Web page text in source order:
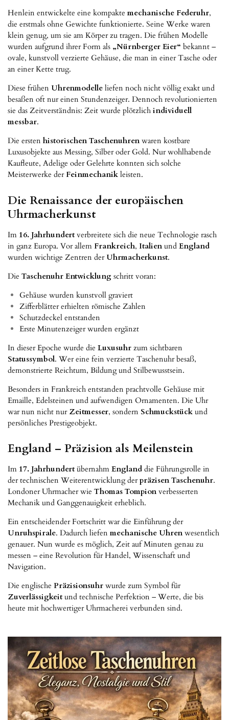
Henlein entwickelte eine kompakte mechanische Federuhr,
die erstmals ohne Gewichte funktionierte. Seine Werke waren
klein genug, um sie am Körper zu tragen. Die frühen Modelle
wurden aufgrund ihrer Form als „Nürnberger Eier“ bekannt –
ovale, kunstvoll verzierte Gehäuse, die man in einer Tasche oder
an einer Kette trug.
Diese frühen Uhrenmodelle liefen noch nicht völlig exakt und
besaßen oft nur einen Stundenzeiger. Dennoch revolutionierten
sie das Zeitverständnis: Zeit wurde plötzlich individuell
messbar.
Die ersten historischen Taschenuhrenwaren kostbare
Luxusobjekte aus Messing, Silber oder Gold. Nur wohlhabende
Kaufleute, Adelige oder Gelehrte konnten sich solche
Meisterwerke der Feinmechanik leisten.
Die Renaissance der europäischen
Uhrmacherkunst
Im 16. Jahrhundertverbreitete sich die neue Technologie rasch
in ganz Europa. Vor allem Frankreich, Italienund England
wurden wichtige Zentren derUhrmacherkunst.
Die Taschenuhr Entwicklung schritt voran:
Gehäuse wurden kunstvoll graviert
Zifferblätter erhielten römische Zahlen
Schutzdeckel entstanden
Erste Minutenzeiger wurden ergänzt
In dieser Epoche wurde die Luxusuhr zum sichtbaren
Statussymbol. Wer eine fein verzierte Taschenuhr besaß,
demonstrierte Reichtum, Bildung und Stilbewusstsein.
Besonders in Frankreich entstanden prachtvolle Gehäuse mit
Emaille, Edelsteinen und aufwendigen Ornamenten. Die Uhr
war nun nicht nur Zeitmesser, sondern Schmuckstück und
persönliches Prestigeobjekt.
England – Präzision als Meilenstein
Im 17. Jahrhundertübernahm England die Führungsrolle in
der technischen Weiterentwicklung derpräzisen Taschenuhr.
Londoner Uhrmacher wie Thomas Tompionverbesserten
Mechanik und Ganggenauigkeit erheblich.
Ein entscheidender Fortschritt war die Einführung der
Unruhspirale. Dadurch liefen mechanische Uhrenwesentlich
genauer. Nun wurde es möglich, Zeit auf Minuten genau zu
messen – eine Revolution für Handel, Wissenschaft und
Navigation.
Die englische Präzisionsuhr wurde zum Symbol für
Zuverlässigkeitund technische Perfektion – Werte, die bis
heute mit hochwertiger Uhrmacherei verbunden sind.